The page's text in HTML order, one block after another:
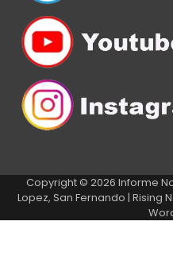
Copyright © 2026 Informe
Lopez, San Fernando | Rising